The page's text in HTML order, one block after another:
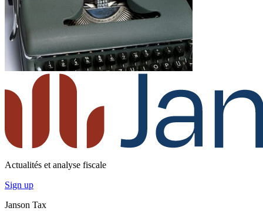
Actualités et analyse fiscale
Sign up
Janson Tax